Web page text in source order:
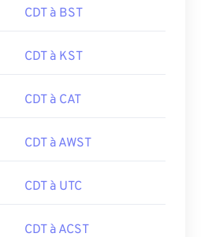
CDT à BST
CDT à KST
CDT à CAT
CDT à AWST
CDT à UTC
CDT à ACST